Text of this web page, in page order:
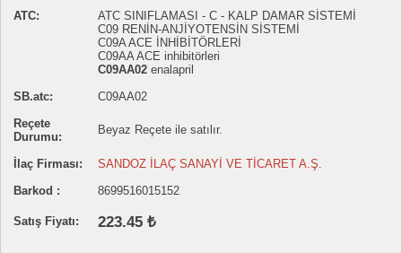
ATC:
ATC SINIFLAMASI - C - KALP DAMAR SİSTEMİ
C09 RENİN-ANJİYOTENSİN SİSTEMİ
C09A ACE İNHİBİTÖRLERİ
C09AA ACE inhibitörleri
C09AA02 enalapril
SB.atc:
C09AA02
Reçete
Durumu:
Beyaz Reçete ile satılır.
İlaç Firması:
SANDOZ İLAÇ SANAYİ VE TİCARET A.Ş.
Barkod :
8699516015152
Satış Fiyatı: 223.45 ₺